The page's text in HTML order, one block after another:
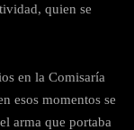
quien se
en la Comisaría
esos momentos se
arma que portaba